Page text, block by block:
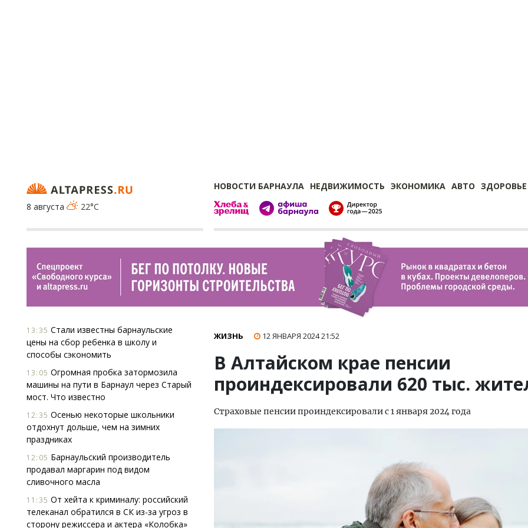
НОВОСТИ БАРНАУЛА НЕДВИЖИМОСТЬ ЭКОНОМИКА АВТО ЗДОРОВЬЕ
8 августа
22°C
13:35 Стали известны барнаульские
цены на сбор ребенка в школу и
способы сэкономить
13:05 Огромная пробка затормозила
машины на пути в Барнаул через Старый
мост. Что известно
12:35 Осенью некоторые школьники
отдохнут дольше, чем на зимних
праздниках
12:05 Барнаульский производитель
продавал маргарин под видом
сливочного масла
11:35 От хейта к криминалу: российский
телеканал обратился в СК из-за угроз в
сторону режиссера и актера «Колобка»
ЖИЗНЬ 12 ЯНВАРЯ 202421:52
В Алтайском крае пенсии
проиндексировали 620 тыс.
Страховые пенсии проиндексировали с 1 января 2024 года